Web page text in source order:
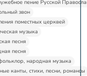
пение Русской
звон
поместных церквей
музыка
песня
песня
народная музыка
канты, стихи, песни, романсы